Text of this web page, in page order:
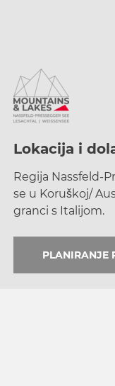
Lokacija i
Regija Nassfeld-
se u Koruškoj/
granci s Italijom.
PLANIRANJE